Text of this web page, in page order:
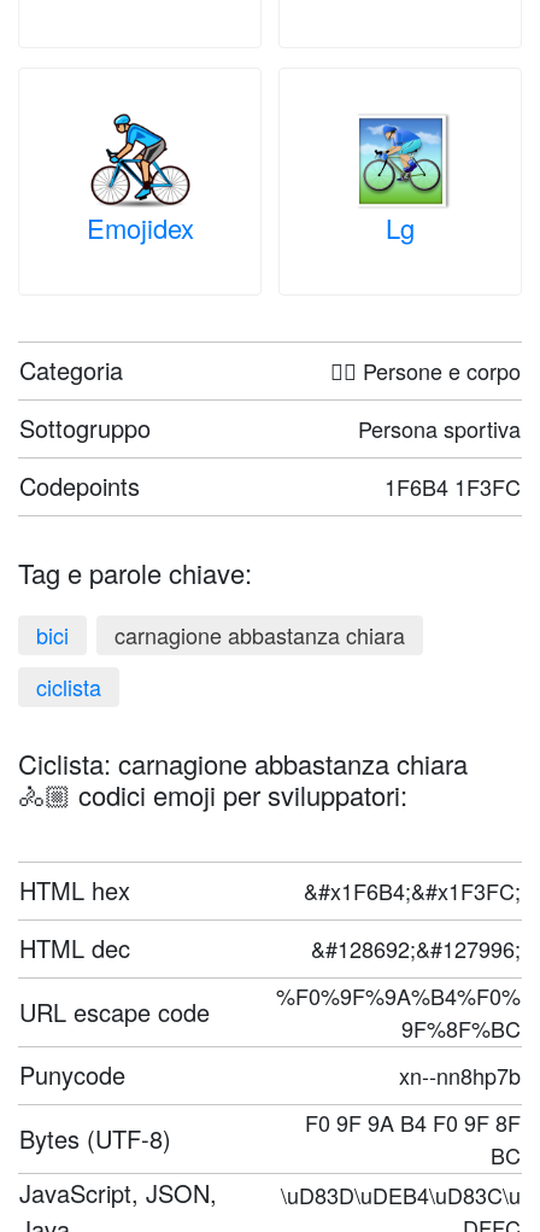
Emojidex Lg
Categoria 🤦‍♀️ Persone e corpo
Sottogruppo Persona sportiva
Codepoints 1F6B4 1F3FC
Tag e parole chiave:
bici
carnagione abbastanza chiara
ciclista
Ciclista: carnagione abbastanza chiara
🚴🏼 codici emoji per sviluppatori:
HTML hex &#x1F6B4;&#x1F3FC;
HTML dec &#128692;&#127996;
URL escape code
%F0%9F%9A%B4%F0%
9F%8F%BC
Punycode xn--nn8hp7b
Bytes (UTF-8)
F0 9F 9A B4 F0 9F 8F
BC
JavaScript, JSON,
\uD83D\uDEB4\uD83C\u